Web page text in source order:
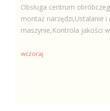
Obsługa centrum
montaż narzędzi,Ustalanie
maszynie,Kontrola jakości
wczoraj